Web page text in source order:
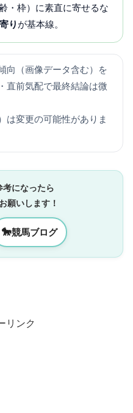
・枠）に素直に寄せるな
り が基本線。
向（画像データ含む）を
直前気配で最終結論は微
は変更の可能性がありま
考になったら
願いします！
🐎競馬ブログ
リンク